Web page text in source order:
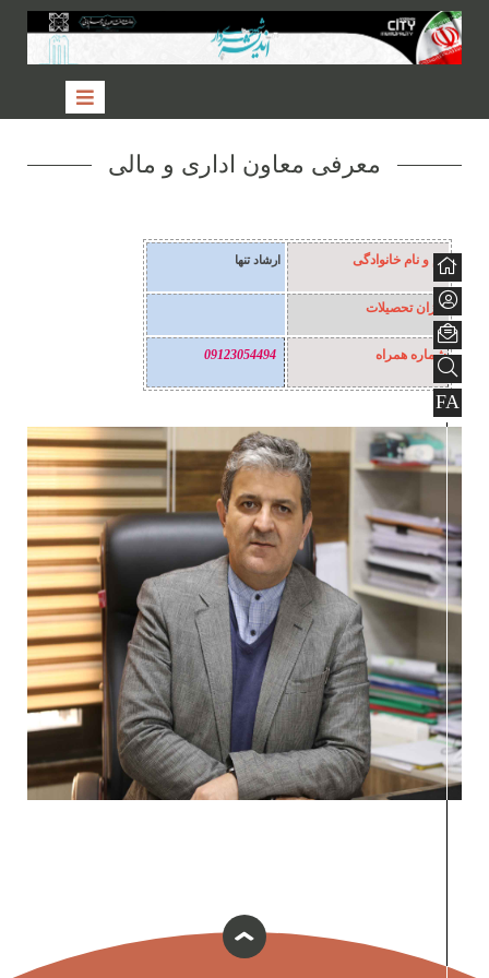
FA
معرفی معاون اداری و مالی
نام و نام خانوادگی ارشاد تنها
میزان تحصیلات
شماره همراه 09123054494